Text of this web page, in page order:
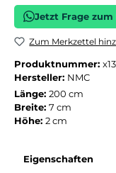
Jetzt Frage
Zum Merkzettel
Produktnummer:
Hersteller: NMC
Länge: 200 cm
Breite: 7 cm
Höhe: 2 cm
Eigenschaften